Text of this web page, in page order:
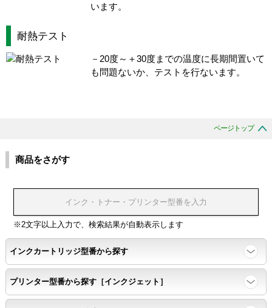
います。
耐熱テスト
－20度～＋30度までの温度に長期間置いて
も問題ないか、テストを行ないます。
ページトップ
商品をさがす
※2文字以上入力で、検索結果が自動表示します
インクカートリッジ型番から探す
プリンター型番から探す［インクジェット］